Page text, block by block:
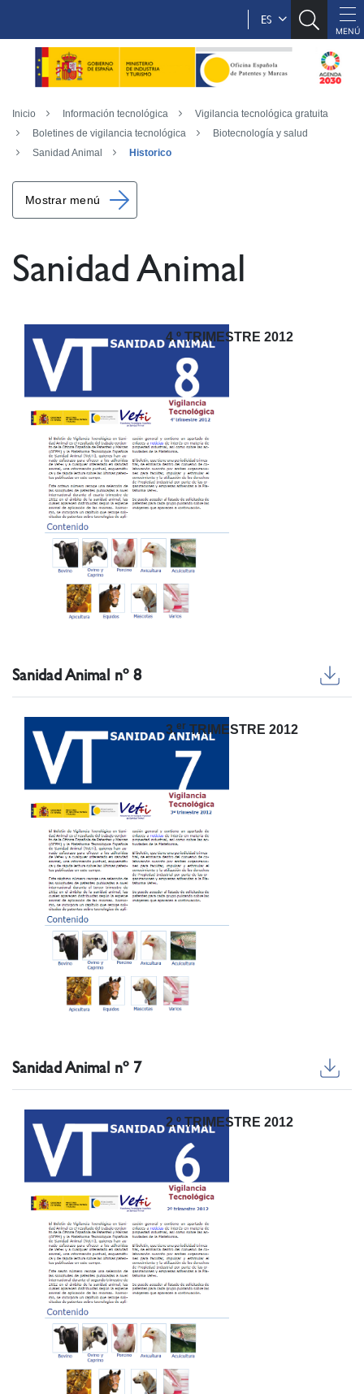
ES
Inicio Información tecnológica
Vigilancia tecnológica gratuita
Boletines de vigilancia tecnológica
Biotecnología y salud
Sanidad Animal
Historico
Mostrar menú
Sanidad Animal
4.º TRIMESTRE 2012
Sanidad Animal nº 8
3.erTRIMESTRE 2012
Sanidad Animal nº 7
2.º TRIMESTRE 2012